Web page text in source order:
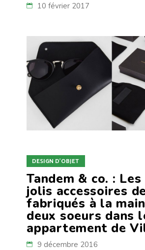
10 février 2017
DESIGN D'OBJET
Tandem & co. :
jolis accessoires
fabriqués à la
deux soeurs dans
appartement de
9 décembre 2016